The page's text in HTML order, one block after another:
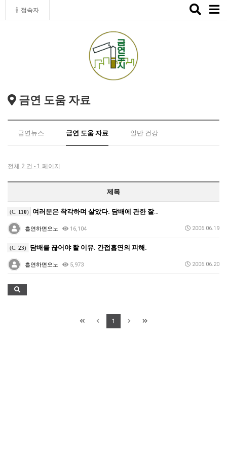
접속자
Toggle
금연 도움 자료
금연뉴스 금연 도움 자료 일반 건강
전체 2 건 - 1 페이지
제목
(C. 110) 여러분은 착각하며 살았다. 담배에 관한 잘못된 상식
흡연하면오노 16,104 2006.06.19
(C. 23) 담배를 끊어야 할 이유. 간접흡연의 피해.
흡연하면오노 5,973 2006.06.20
1